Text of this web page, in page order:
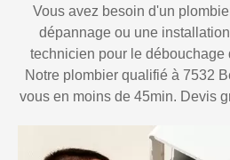
Vous avez besoin d'un
dépannage ou une
technicien pour le débouchage
Notre plombier qualifié à 7532
vous en moins de 45min. Devis